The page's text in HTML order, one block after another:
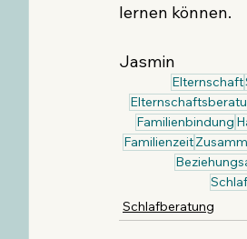
lernen können.
Jasmin
Elternschaft
Familienbindung
Familienzeit
Schlafberatung